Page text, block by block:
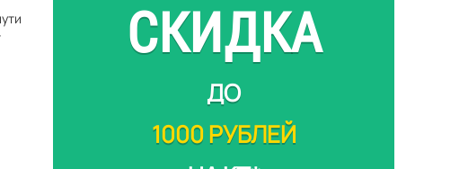
СКИДКА
ДО
1000 РУБЛЕЙ